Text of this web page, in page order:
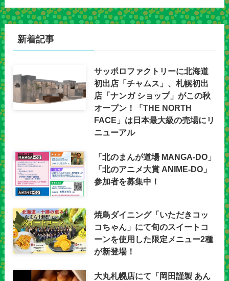
新着記事
サッポロファクトリーに北海道
初出店「チャムス」、札幌初出
店「ナンガ ショップ」がこの秋
オープン！「THE NORTH
FACE」は日本最大級の売場にリ
ニューアル
「北のまんが道場 MANGA-DO」
「北のアニメ大賞 ANIME-DO」
参加者を募集中！
焼鳥ダイニング「いただきコッ
コちゃん」にて旬のスイートコ
ーンを使用した限定メニュー2種
が新登場！
大丸札幌店にて「岡田謹製 あん